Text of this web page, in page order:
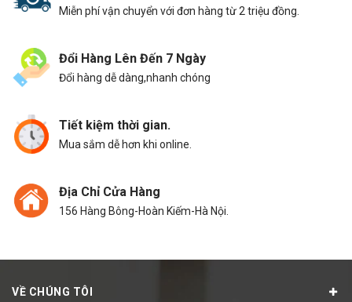
Miễn phí vận chuyển với đơn hàng từ 2 triệu đồng.
Đổi Hàng Lên Đến 7 Ngày
Đổi hàng dễ dàng,nhanh chóng
Tiết kiệm thời gian.
Mua sắm dễ hơn khi online.
Địa Chỉ Cửa Hàng
156 Hàng Bông-Hoàn Kiếm-Hà Nội.
VỀ CHÚNG TÔI